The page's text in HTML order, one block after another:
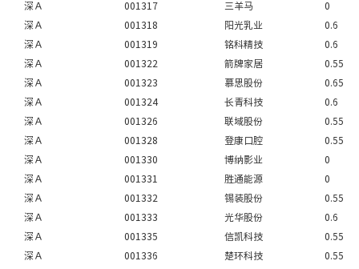
深Ａ
001317 三羊马
0
深Ａ
001318 阳光乳业
0.6
深Ａ
001319 铭科精技
0.6
深Ａ
001322 箭牌家居
0.55
深Ａ
001323 慕思股份
0.65
深Ａ
001324 长青科技
0.6
深Ａ
001326 联域股份
0.55
深Ａ
001328 登康口腔
0.55
深Ａ
001330 博纳影业
0
深Ａ
001331 胜通能源
0
深Ａ
001332 锡装股份
0.55
深Ａ
001333 光华股份
0.6
深Ａ
001335 信凯科技
0.55
深Ａ
001336 楚环科技
0.55